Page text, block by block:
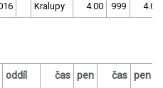
Kralupy 4.00 999 4.00
oddíl čas pen čas pen